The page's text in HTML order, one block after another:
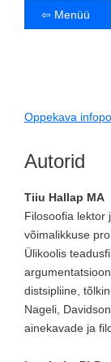
⇦ Menüü
Oppekava
Autorid
Tiiu Hallap MA
Filosoofia lektor
võimalikkuse
Ülikoolis
distsipliine,
Nageli,
ainekavade ja